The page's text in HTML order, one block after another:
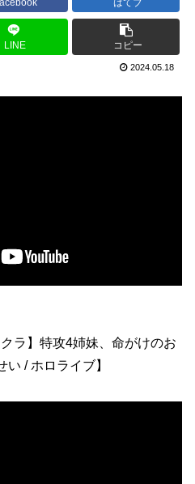
はてブ
LINE コピー
2024.05.18
ラ】特攻4姉妹、命がけのお
い / ホロライブ】